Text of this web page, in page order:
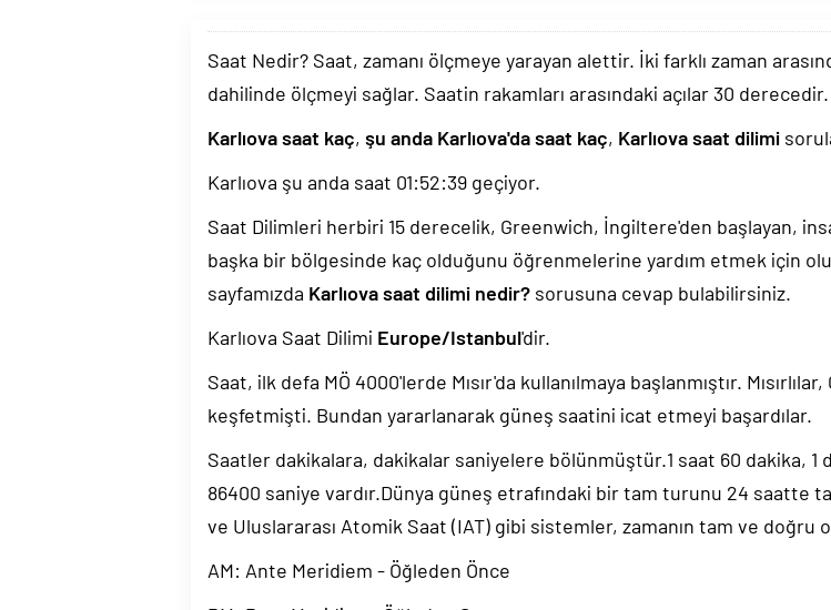
Saat Nedir? Saat, zamanı ölçmeye yarayan alettir. İki farklı zaman
dahilinde ölçmeyi sağlar. Saatin rakamları arasındaki açılar 30 derecedir.
Karlıova saat kaç, şu anda Karlıova'da saat kaç, Karlıova saat dilimi
Karlıova şu anda saat 01:52:40 geçiyor.
Saat Dilimleri herbiri 15 derecelik, Greenwich, İngiltere'den başlayan,
başka bir bölgesinde kaç olduğunu öğrenmelerine yardım etmek için
sayfamızda Karlıova saat dilimi nedir? sorusuna cevap bulabilirsiniz.
Karlıova Saat Dilimi Europe/Istanbul'dir.
Saat, ilk defa MÖ 4000'lerde Mısır'da kullanılmaya başlanmıştır.
keşfetmişti. Bundan yararlanarak güneş saatini icat etmeyi başardılar.
Saatler dakikalara, dakikalar saniyelere bölünmüştür.1 saat 60 dakika, 1
86400 saniye vardır.Dünya güneş etrafındaki bir tam turunu 24 saatte
ve Uluslararası Atomik Saat (IAT) gibi sistemler, zamanın tam ve doğru
AM: Ante Meridiem - Öğleden Önce